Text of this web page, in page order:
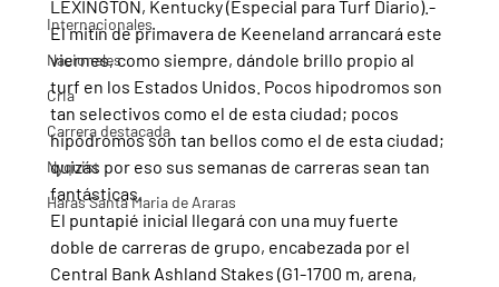
Internacionales
Nacionales
Cria
Carrera destacada
Nyquist
Haras Santa Maria de Araras
LEXINGTON, Kentucky (Especial para Turf Diario).-
El mitín de primavera de Keeneland arrancará este
viernes, como siempre, dándole brillo propio al
turf en los Estados Unidos. Pocos hipodromos son
tan selectivos como el de esta ciudad; pocos
hipódromos son tan bellos como el de esta ciudad;
quizás por eso sus semanas de carreras sean tan
fantásticas.
El puntapié inicial llegará con una muy fuerte
doble de carreras de grupo, encabezada por el
Central Bank Ashland Stakes (G1-1700 m, arena,